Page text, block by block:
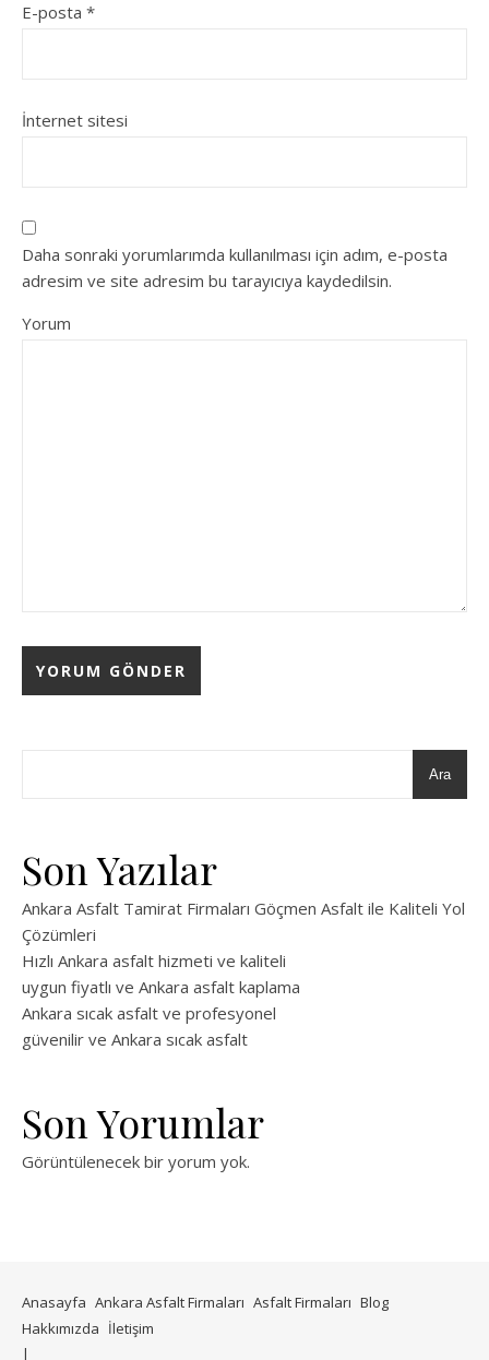
E-posta *
İnternet sitesi
Daha sonraki yorumlarımda kullanılması için adım, e-posta
adresim ve site adresim bu tarayıcıya kaydedilsin.
Yorum
Ara
Son Yazılar
Ankara Asfalt Tamirat Firmaları Göçmen Asfalt ile Kaliteli Yol
Çözümleri
Hızlı Ankara asfalt hizmeti ve kaliteli
uygun fiyatlı ve Ankara asfalt kaplama
Ankara sıcak asfalt ve profesyonel
güvenilir ve Ankara sıcak asfalt
Son Yorumlar
Görüntülenecek bir yorum yok.
Anasayfa Ankara Asfalt Firmaları Asfalt Firmaları Blog
Hakkımızda İletişim